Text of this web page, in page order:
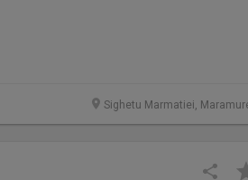
Sighetu Marmatiei,